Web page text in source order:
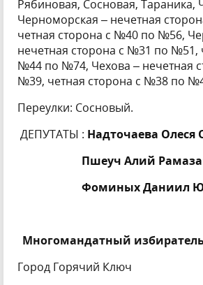
Рябиновая, Сосновая, Тараника,
Черноморская – нечетная
четная сторона с №40 по №56,
нечетная сторона с №31 по №51,
№44 по №74, Чехова – нечетная
№39, четная сторона с №38 по
Переулки: Сосновый.
ДЕПУТАТЫ : Надточаева Олеся
Пшеуч Алий
Фоминых Даниил
Многомандатный
Город Горячий Ключ